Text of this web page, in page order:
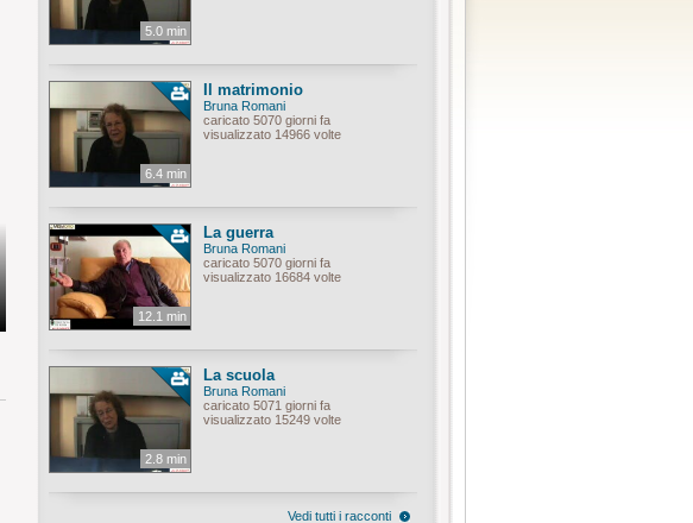
5.0 min
6.4 min
Il matrimonio
Bruna Romani
caricato 5070 giorni fa
visualizzato 14966 volte
12.1 min
La guerra
Bruna Romani
caricato 5070 giorni fa
visualizzato 16684 volte
2.8 min
La scuola
Bruna Romani
caricato 5071 giorni fa
visualizzato 15249 volte
Vedi tutti i racconti